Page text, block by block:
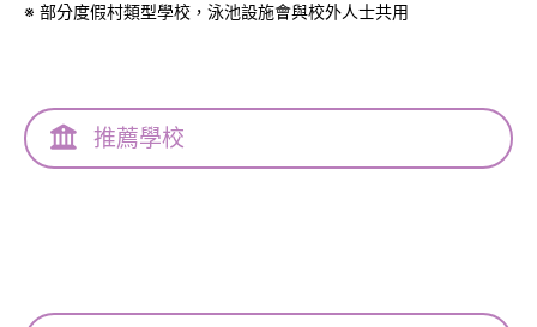
※ 部分度假村類型學校，泳池設施會與校外人士共用
推薦學校